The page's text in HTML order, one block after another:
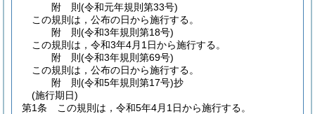
附 則(令和元年規則第33号)
この規則は，公布の日から施行する。
附 則(令和3年規則第18号)
この規則は，令和3年4月1日から施行する。
附 則(令和3年規則第69号)
この規則は，公布の日から施行する。
附 則(令和5年規則第17号)抄
(施行期日)
第1条
この規則は，令和5年4月1日から施行する。